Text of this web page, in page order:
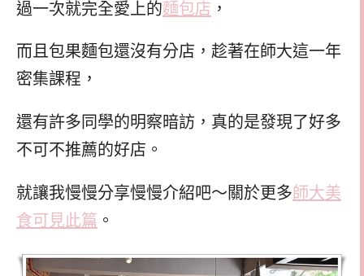
過一次就完全愛上的麵包店 ，
而且包果麵包還沒有分店，趁著在師大這一年
密集課程，
還有許多同學的明察暗訪，真的是發現了好多
不可不推薦的好店。
就讓我慢慢分享慢慢介紹吧～關於更多師大美
食可見此篇 。